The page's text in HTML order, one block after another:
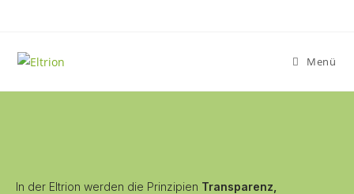
Menü
In der Eltrion werden die Prinzipien Transparenz,